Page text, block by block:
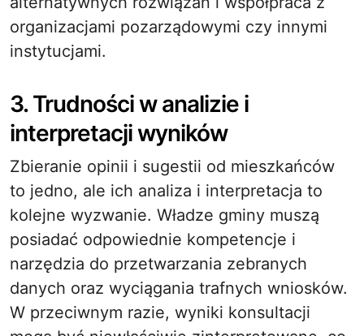
organizacjami pozarządowymi czy innymi
instytucjami.
3. Trudności w analizie i
interpretacji wyników
Zbieranie opinii i sugestii od mieszkańców
to jedno, ale ich analiza i interpretacja to
kolejne wyzwanie. Władze gminy muszą
posiadać odpowiednie kompetencje i
narzędzia do przetwarzania zebranych
danych oraz wyciągania trafnych wniosków.
W przeciwnym razie, wyniki konsultacji